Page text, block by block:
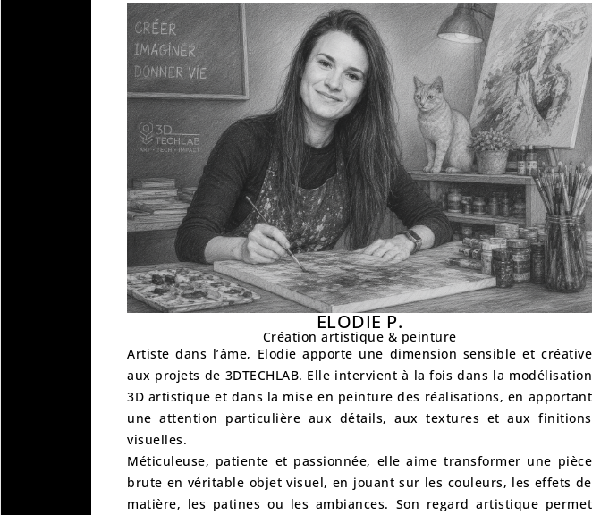
ELODIE P.
Création artistique & peinture
Artiste dans l’âme, Elodie apporte une dimension sensible et créative
aux projets de 3DTECHLAB. Elle intervient à la fois dans la modélisation
3D artistique et dans la mise en peinture des réalisations, en apportant
une attention particulière aux détails, aux textures et aux finitions
visuelles.
Méticuleuse, patiente et passionnée, elle aime transformer une pièce
brute en véritable objet visuel, en jouant sur les couleurs, les effets de
matière, les patines ou les ambiances. Son regard artistique permet